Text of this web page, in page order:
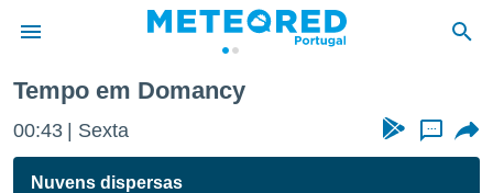
da
foi
Tempo em Domancy
00:43 Sexta ...
Nuvens dispersas